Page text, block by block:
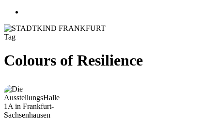
Tag
Colours of Resilience